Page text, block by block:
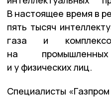
В настоящее время в
пять тысяч
газа и
на
и у физических лиц.
Специалисты